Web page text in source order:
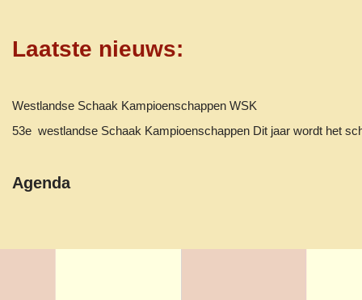
Laatste nieuws:
Westlandse Schaak Kampioenschappen WSK
53e westlandse Schaak Kampioenschappen Dit jaar wordt het
Agenda